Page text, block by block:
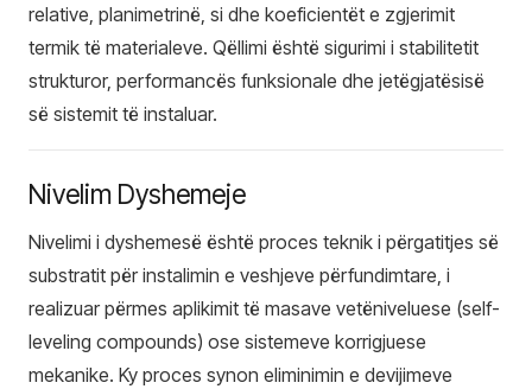
relative, planimetrinë, si dhe koeficientët e zgjerimit
termik të materialeve. Qëllimi është sigurimi i stabilitetit
strukturor, performancës funksionale dhe jetëgjatësisë
së sistemit të instaluar.
Nivelim Dyshemeje
Nivelimi i dyshemesë është proces teknik i përgatitjes së
substratit për instalimin e veshjeve përfundimtare, i
realizuar përmes aplikimit të masave vetëniveluese (self-
leveling compounds) ose sistemeve korrigjuese
mekanike. Ky proces synon eliminimin e devijimeve